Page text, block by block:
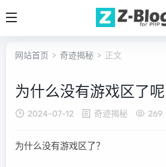
网站首页 > 奇迹揭秘 > 正文
为什么没有游戏区了呢
2024-07-12 奇迹揭秘 269
为什么没有游戏区了？